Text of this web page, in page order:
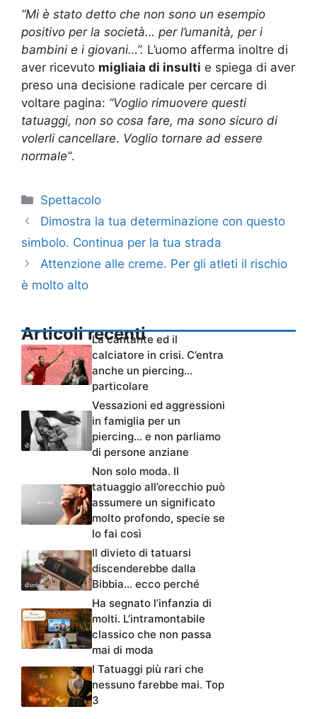
“Mi è stato detto che non sono un esempio
positivo per la società… per l’umanità, per i
bambini e i giovani…”. L’uomo afferma inoltre di
aver ricevuto migliaia di insulti e spiega di aver
preso una decisione radicale per cercare di
voltare pagina: “Voglio rimuovere questi
tatuaggi, non so cosa fare, ma sono sicuro di
volerli cancellare. Voglio tornare ad essere
normale”.
Categorie
Spettacolo
Dimostra la tua determinazione con questo
simbolo. Continua per la tua strada
Attenzione alle creme. Per gli atleti il rischio
è molto alto
Articoli recenti
La cantante ed il
calciatore in crisi. C’entra
anche un piercing…
particolare
Vessazioni ed aggressioni
in famiglia per un
piercing… e non parliamo
di persone anziane
Non solo moda. Il
tatuaggio all’orecchio può
assumere un significato
molto profondo, specie se
lo fai così
Il divieto di tatuarsi
discenderebbe dalla
Bibbia… ecco perché
Ha segnato l’infanzia di
molti. L’intramontabile
classico che non passa
mai di moda
I Tatuaggi più rari che
nessuno farebbe mai. Top
3